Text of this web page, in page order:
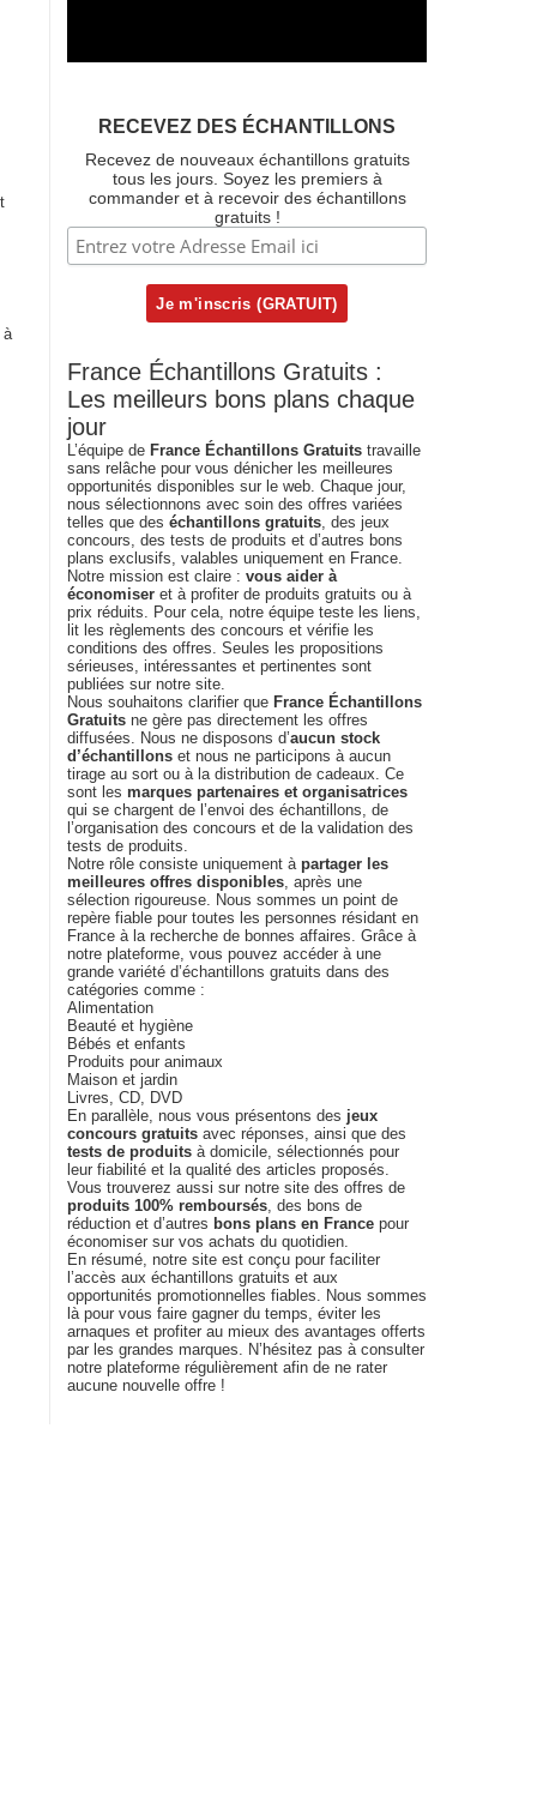
à
RECEVEZ DES ÉCHANTILLONS
Recevez de nouveaux échantillons gratuits
tous les jours. Soyez les premiers à
commander et à recevoir des échantillons
gratuits !
France Échantillons Gratuits :
Les meilleurs bons plans chaque
jour
L’équipe de France Échantillons Gratuits travaille
sans relâche pour vous dénicher les meilleures
opportunités disponibles sur le web. Chaque jour,
nous sélectionnons avec soin des offres variées
telles que des échantillons gratuits, des jeux
concours, des tests de produits et d’autres bons
plans exclusifs, valables uniquement en France.
Notre mission est claire : vous aider à
économiser et à profiter de produits gratuits ou à
prix réduits. Pour cela, notre équipe teste les liens,
lit les règlements des concours et vérifie les
conditions des offres. Seules les propositions
sérieuses, intéressantes et pertinentes sont
publiées sur notre site.
Nous souhaitons clarifier que France Échantillons
Gratuits ne gère pas directement les offres
diffusées. Nous ne disposons d’aucun stock
d’échantillons et nous ne participons à aucun
tirage au sort ou à la distribution de cadeaux. Ce
sont les marques partenaires et organisatrices
qui se chargent de l’envoi des échantillons, de
l’organisation des concours et de la validation des
tests de produits.
Notre rôle consiste uniquement à partager les
meilleures offres disponibles, après une
sélection rigoureuse. Nous sommes un point de
repère fiable pour toutes les personnes résidant en
France à la recherche de bonnes affaires. Grâce à
notre plateforme, vous pouvez accéder à une
grande variété d’échantillons gratuits dans des
catégories comme :
Alimentation
Beauté et hygiène
Bébés et enfants
Produits pour animaux
Maison et jardin
Livres, CD, DVD
En parallèle, nous vous présentons des jeux
concours gratuits avec réponses, ainsi que des
tests de produits à domicile, sélectionnés pour
leur fiabilité et la qualité des articles proposés.
Vous trouverez aussi sur notre site des offres de
produits 100% remboursés, des bons de
réduction et d’autres bons plans en France pour
économiser sur vos achats du quotidien.
En résumé, notre site est conçu pour faciliter
l’accès aux échantillons gratuits et aux
opportunités promotionnelles fiables. Nous sommes
là pour vous faire gagner du temps, éviter les
arnaques et profiter au mieux des avantages offerts
par les grandes marques. N’hésitez pas à consulter
notre plateforme régulièrement afin de ne rater
aucune nouvelle offre !